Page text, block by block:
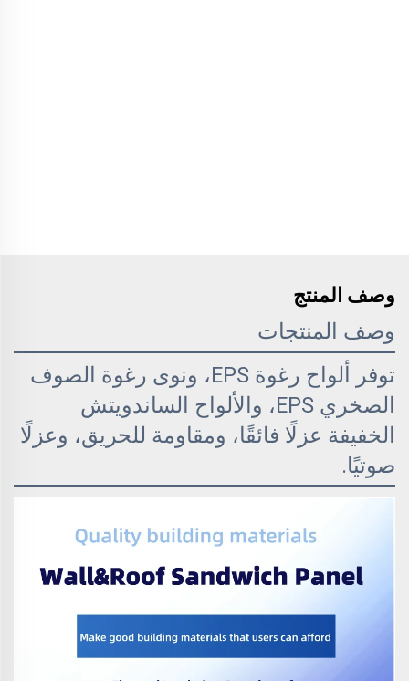
وصف المنتج
وصف المنتجات
توفر ألواح رغوة EPS، ونوى رغوة الصوف
الصخري EPS، والألواح الساندويتش
الخفيفة عزلًا فائقًا، ومقاومة للحريق، وعزلًا
صوتيًا.